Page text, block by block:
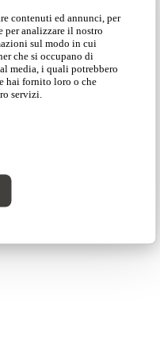
contenuti ed annunci, per
per analizzare il nostro
sul modo in cui
che si occupano di
media, i quali potrebbero
hai fornito loro o che
servizi.
Romagna, 285 –